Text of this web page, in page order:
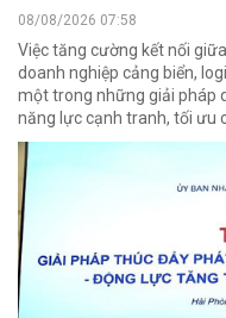
08/08/2026 07:58
Việc tăng cường kết nối
doanh nghiệp cảng biển,
một trong những giải pháp
năng lực cạnh tranh, tối ưu